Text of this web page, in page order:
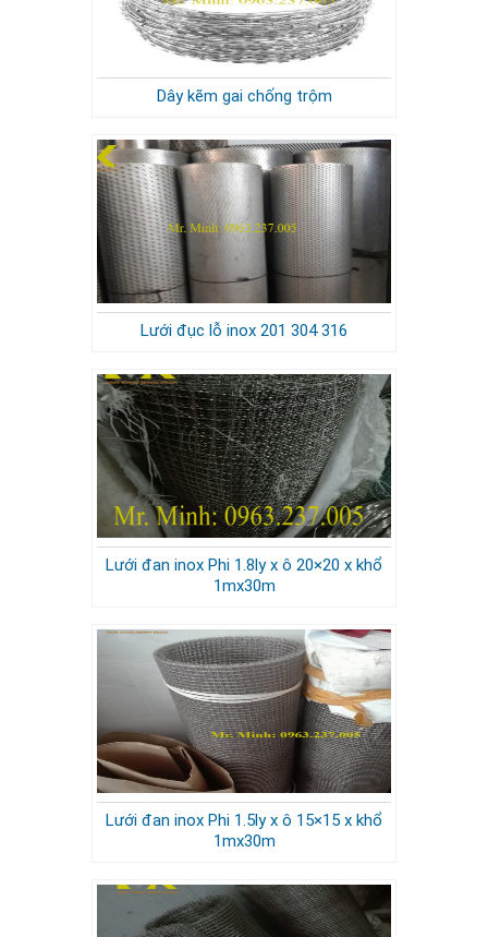
Dây kẽm gai chống trộm
Lưới đục lỗ inox 201 304 316
Lưới đan inox Phi 1.8ly x ô 20×20 x khổ
1mx30m
Lưới đan inox Phi 1.5ly x ô 15×15 x khổ
1mx30m